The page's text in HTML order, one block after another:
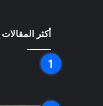
أكثر